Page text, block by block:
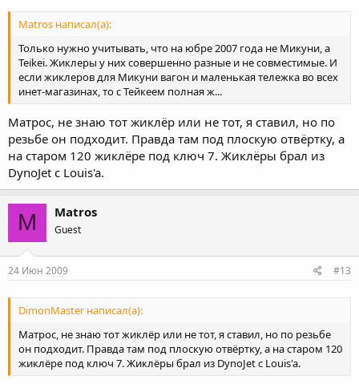
Matros написал(а):
Только нужно учитывать, что на юбре 2007 года не Микуни, а
Teikei. Жиклеры у них совершенно разные и не совместимые. И
если жиклеров для Микуни вагон и маленькая тележка во всех
инет-магазинах, то с Тейкеем полная ж...
Матрос, не знаю тот жиклёр или не тот, я ставил, но по
резьбе он подходит. Правда там под плоскую отвёртку, а
на старом 120 жиклёре под ключ 7. Жиклёры брал из
DynoJet c Louis'a.
M Matros
Guest
24 Июн 2009 #13
DimonMaster написал(а):
Матрос, не знаю тот жиклёр или не тот, я ставил, но по резьбе
он подходит. Правда там под плоскую отвёртку, а на старом 120
жиклёре под ключ 7. Жиклёры брал из DynoJet c Louis'a.